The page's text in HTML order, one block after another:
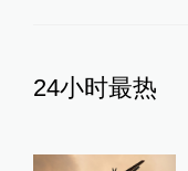
24小时最热